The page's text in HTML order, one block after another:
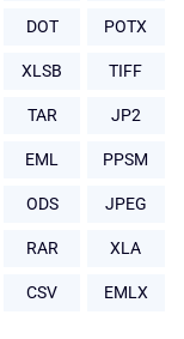
DOT POTX
XLSB TIFF
TAR JP2
EML PPSM
ODS JPEG
RAR XLA
CSV EMLX